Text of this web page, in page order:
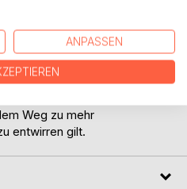
oft schon wurde das Ende
scheint er gerade
Trump wichtiger denn je.
auch satirisch,
Weg zu mehr
entwirren gilt.
ANPASSEN